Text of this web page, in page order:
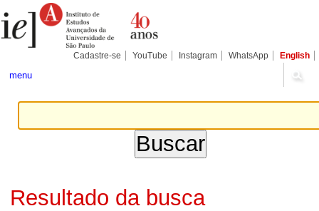
para
conteúdo.
Pessoais
Cadastre-se YouTube Instagram WhatsApp English
menu
Resultado da busca